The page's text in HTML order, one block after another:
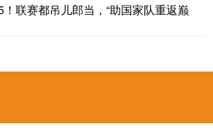
联赛都吊儿郎当，“助国家队重返巅